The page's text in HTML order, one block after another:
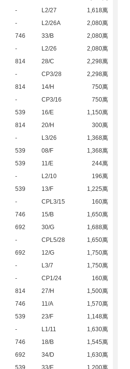
- L2/27
1,618萬
- L2/26A
2,080萬
746 33/B
2,080萬
- L2/26
2,080萬
814 28/C
2,298萬
- CP3/28
2,298萬
814 14/H
750萬
- CP3/16
750萬
539 16/E
1,150萬
814 20/H
300萬
- L3/26
1,368萬
539 08/F
1,368萬
539 11/E
244萬
- L2/10
196萬
539 13/F
1,225萬
- CPL3/15
160萬
746 15/B
1,650萬
692 30/G
1,688萬
- CPL5/28
1,650萬
692 12/G
1,750萬
- L3/7
1,750萬
- CP1/24
160萬
814 27/H
1,500萬
746 11/A
1,570萬
539 23/F
1,148萬
- L1/11
1,630萬
746 18/B
1,545萬
692 34/D
1,630萬